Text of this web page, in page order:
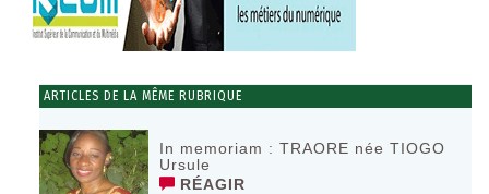
ARTICLES DE LA MÊME RUBRIQUE
In memoriam : TRAORE née TIOGO
Ursule
RÉAGIR